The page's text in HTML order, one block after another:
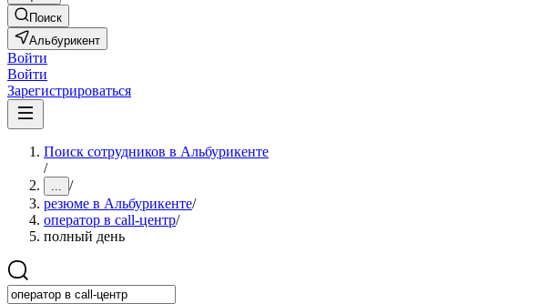
Поиск
Альбурикент
Войти
Войти
Зарегистрироваться
Поиск сотрудников в Альбурикенте
/
... /
резюме в Альбурикенте/
оператор в call-центр/
полный день